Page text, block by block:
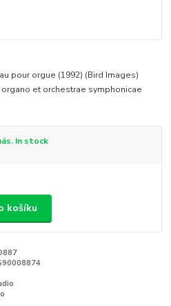
pour orgue (1992) (Bird Images)
et orchestrae symphonicae
In stock
košíku